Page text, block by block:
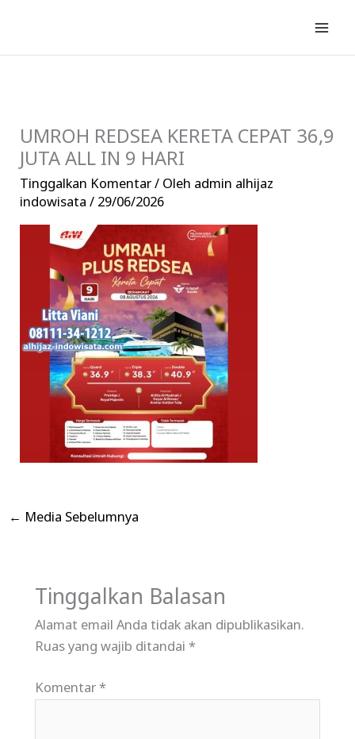
konten
UMROH REDSEA KERETA CEPAT 36,9
JUTA ALL IN 9 HARI
Tinggalkan Komentar/ Oleh admin alhijaz
indowisata/ 29/06/2026
← Media Sebelumnya
Tinggalkan Balasan
Alamat email Anda tidak akan dipublikasikan.
Ruas yang wajib ditandai *
Komentar*